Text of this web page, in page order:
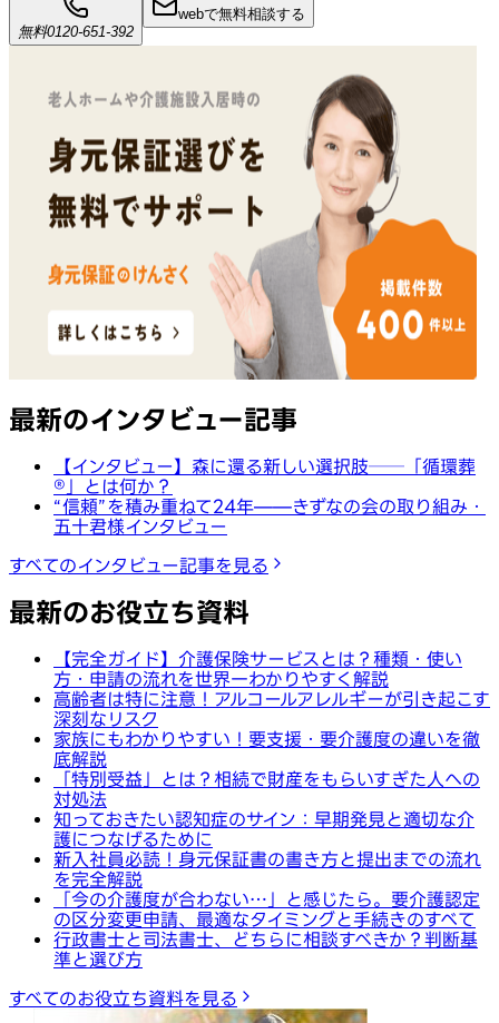
無料0120-651-392
webで無料相談する
最新のインタビュー記事
【インタビュー】森に還る新しい選択肢──「循環葬
®︎」とは何か？
“信頼”を積み重ねて24年——きずなの会の取り組み・
五十君様インタビュー
すべてのインタビュー記事を見る
最新のお役立ち資料
【完全ガイド】介護保険サービスとは？種類・使い
方・申請の流れを世界一わかりやすく解説
高齢者は特に注意！アルコールアレルギーが引き起こす
深刻なリスク
家族にもわかりやすい！要支援・要介護度の違いを徹
底解説
「特別受益」とは？相続で財産をもらいすぎた人への
対処法
知っておきたい認知症のサイン：早期発見と適切な介
護につなげるために
新入社員必読！身元保証書の書き方と提出までの流れ
を完全解説
「今の介護度が合わない…」と感じたら。要介護認定
の区分変更申請、最適なタイミングと手続きのすべて
行政書士と司法書士、どちらに相談すべきか？判断基
準と選び方
すべてのお役立ち資料を見る